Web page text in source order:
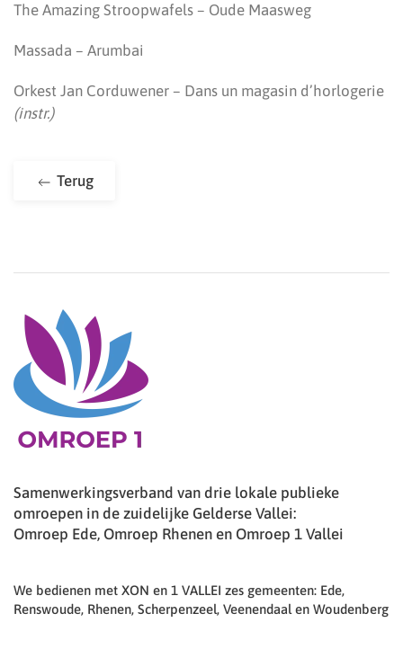
The Amazing Stroopwafels – Oude Maasweg
Massada – Arumbai
Orkest Jan Corduwener – Dans un magasin d’horlogerie
(instr.)
Terug
Samenwerkingsverband van drie lokale publieke
omroepen in de zuidelijke Gelderse Vallei:
Omroep Ede, Omroep Rhenen en Omroep 1 Vallei
We bedienen met XON en 1 VALLEI zes gemeenten: Ede,
Renswoude, Rhenen, Scherpenzeel, Veenendaal en Woudenberg